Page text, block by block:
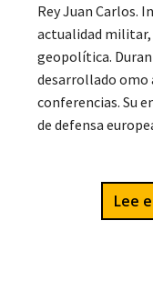
Rey Juan Carlos.
actualidad militar,
geopolítica.
desarrollado omo
conferencias. Su
de defensa
Lee